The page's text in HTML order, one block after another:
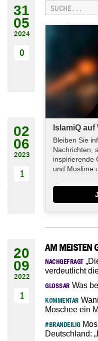
31
05
2024
0
02
06
2023
1
20
09
2022
1
IslamiQ
Bleiben Sie
Nachrichten,
inspirierende
und Muslime
AM MEISTEN
NACHGEFRAGT
verdeutlicht
GLOSSAR Was
KOMMENTAR
Moschee ein
#BRANDEILIG
Deutschland: